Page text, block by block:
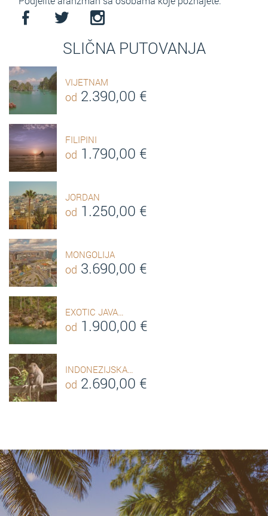
SLIČNA PUTOVANJA
VIJETNAM
od 2.390,00 €
FILIPINI
od 1.790,00 €
JORDAN
od 1.250,00 €
MONGOLIJA
od 3.690,00 €
EXOTIC JAVA…
od 1.900,00 €
INDONEZIJSKA…
od 2.690,00 €